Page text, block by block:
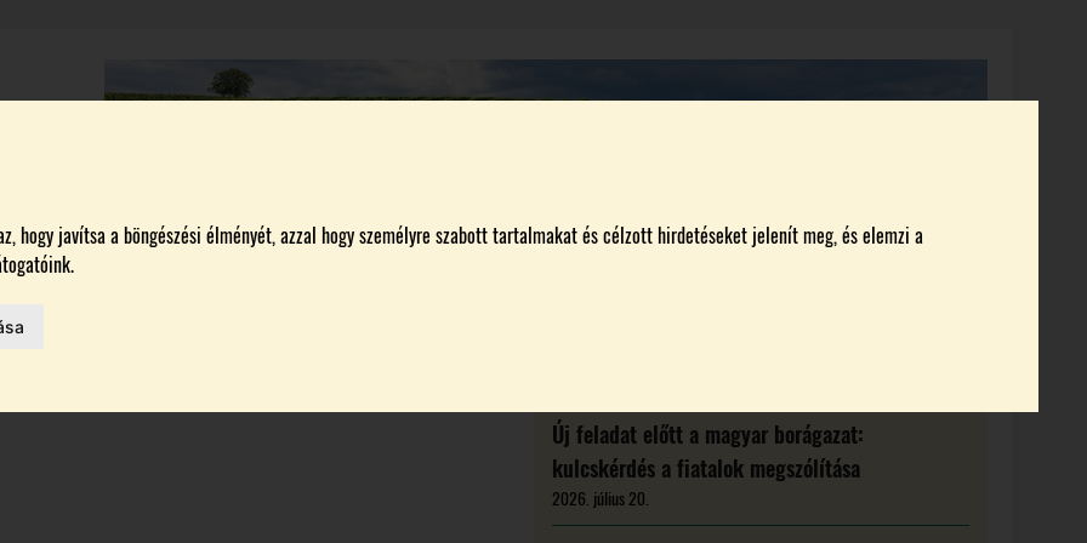
hogy javítsa a böngészési élményét, azzal hogy személyre szabott tartalmakat és célzott hirdetéseket jelenít meg, és elemzi a
BORÁSZATOK MAGYARORSZÁG LEGSZEBB SZŐLŐBIRTOKA 2026 KI KICSODA RENDEZVÉNYEK MAGAZIN
AZ IDÉN
Új feladat előtt a magyar borágazat:
kulcskérdés a fiatalok megszólítása
2026. július 20.